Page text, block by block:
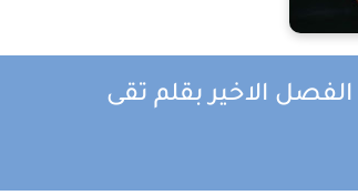
الاخير بقلم تقى